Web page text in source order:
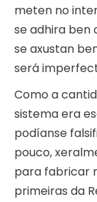
meten no
se adhira ben
se axustan
será
Como a
sistema era
podíanse
pouco,
para fabricar
primeiras da